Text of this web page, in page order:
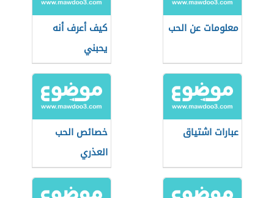
معلومات عن الحب
كيف أعرف أنه
يحبني
عبارات اشتياق
خصائص الحب
العذري